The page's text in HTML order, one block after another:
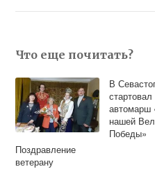
Что еще почитать?
Поздравление
ветерану
В
стартовал
автомарш
нашей
Победы»